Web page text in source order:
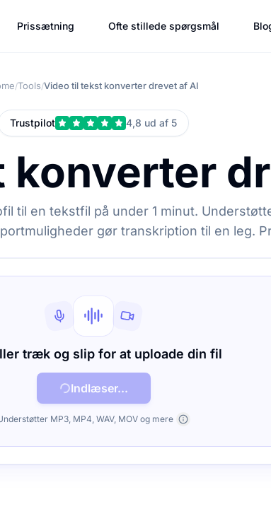
Prissætning Ofte stillede spørgsmål
/Tools/Video til tekst konverter drevet af AI
Trustpilot 4,8 ud af 5
til en tekstfil på under 1 minut.
gør transkription til en leg.
træk og slip for at uploade din fil
Indlæser...
MP3, MP4, WAV, MOV og mere